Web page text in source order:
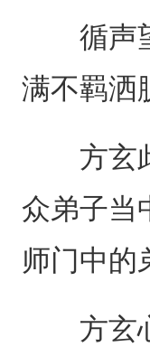
循声望
满不羁洒
方玄此
众弟子当
师门中的
方玄心